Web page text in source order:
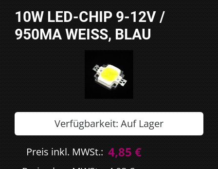
10W LED-CHIP 9-12V /
950MA WEISS, BLAU
Verfügbarkeit: Auf Lager
Preis inkl. MWSt.: 4,85 €